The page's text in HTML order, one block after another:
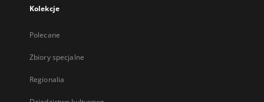
Kolekcje
Polecane
Zbiory specjalne
Regionalia